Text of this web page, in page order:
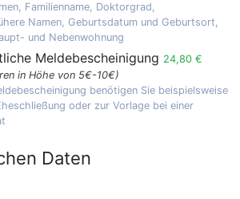
Familienname, Doktorgrad,
Namen, Geburtsdatum und Geburtsort,
und Nebenwohnung
Meldebescheinigung 24,80 €
in Höhe von 5€-10€)
benötigen Sie beispielsweise
oder zur Vorlage bei einer
Daten